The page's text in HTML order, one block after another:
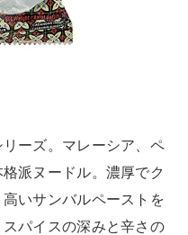
ーズ。マレーシア、ペ
派ヌードル。濃厚でク
いサンバルペーストを
パイスの深みと辛さの